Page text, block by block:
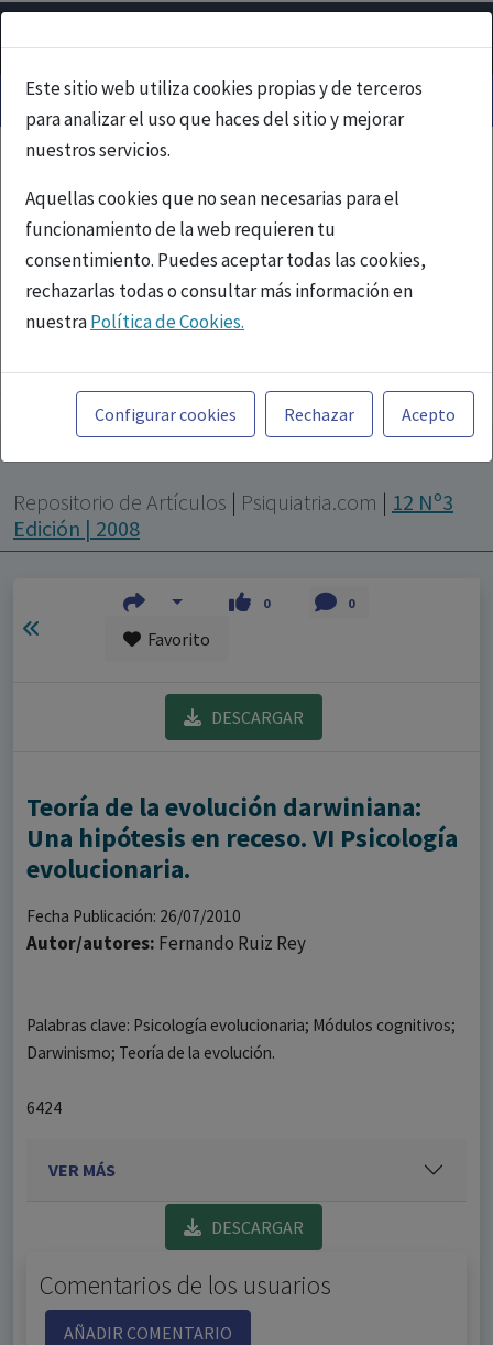
Este sitio web utiliza cookies propias y de terceros
para analizar el uso que haces del sitio y mejorar
nuestros servicios.
Aquellas cookies que no sean necesarias para el
funcionamiento de la web requieren tu
consentimiento. Puedes aceptar todas las cookies,
rechazarlas todas o consultar más información en
nuestraPolítica de Cookies.
Toda la información incluida en la Página Web está
referida a productos del mercado español y, por
tanto, dirigida a profesionales sanitarios legalmente
facultados para prescribir o dispensar medicamentos
con ejercicio profesional. La información técnica de los
fármacos se facilita a título meramente informativo,
siendo responsabilidad de los profesionales
facultados prescribir medicamentos y decidir, en cada
caso concreto, el tratamiento más adecuado a las
necesidades del paciente.
Configurar cookies Rechazar Acepto
Repositorio de Artículos | Psiquiatria.com | 12 Nº3
Edición | 2008
0 0
Favorito
DESCARGAR
Teoría de la evolución darwiniana:
Una hipótesis en receso. VI Psicología
evolucionaria.
Fecha Publicación: 26/07/2010
Autor/autores: Fernando Ruiz Rey
Palabras clave: Psicología evolucionaria; Módulos cognitivos;
Darwinismo; Teoría de la evolución.
6424
VER MÁS
DESCARGAR
Comentarios de los usuarios
AÑADIR COMENTARIO